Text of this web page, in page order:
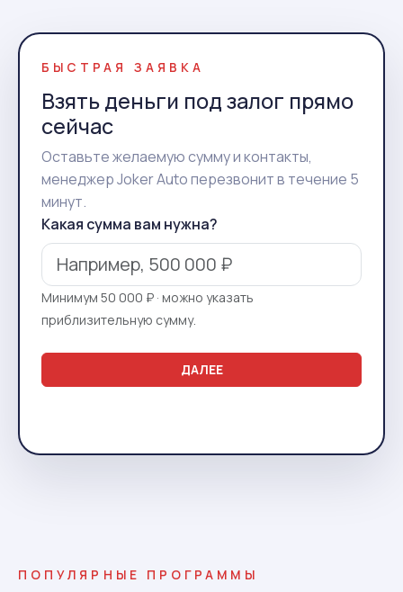
БЫСТРАЯ ЗАЯВКА
Взять деньги под залог прямо
сейчас
Оставьте желаемую сумму и контакты,
менеджер Joker Auto перезвонит в течение 5
минут.
Какая сумма вам нужна?
Минимум 50 000 ₽ · можно указать
приблизительную сумму.
ДАЛЕЕ
ПОПУЛЯРНЫЕ ПРОГРАММЫ